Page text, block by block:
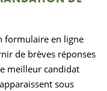
formulaire en ligne
de brèves réponses
meilleur candidat
sous